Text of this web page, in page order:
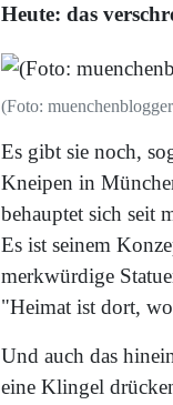
Heute: das
(Foto:
Es gibt sie noch,
Kneipen in
behauptet sich seit
Es ist seinem
merkwürdige
"Heimat ist dort,
Und auch das
eine Klingel